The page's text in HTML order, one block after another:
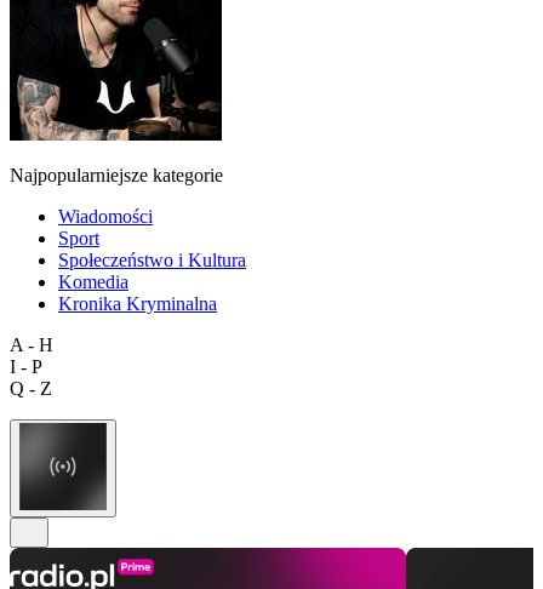
Najpopularniejsze kategorie
Wiadomości
Sport
Społeczeństwo i Kultura
Komedia
Kronika Kryminalna
A - H
I - P
Q - Z